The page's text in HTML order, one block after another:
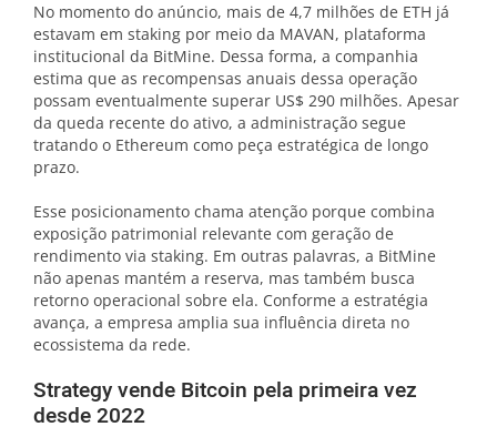
No momento do anúncio, mais de 4,7 milhões de ETH já
estavam em staking por meio da MAVAN, plataforma
institucional da BitMine. Dessa forma, a companhia
estima que as recompensas anuais dessa operação
possam eventualmente superar US$ 290 milhões. Apesar
da queda recente do ativo, a administração segue
tratando o Ethereum como peça estratégica de longo
prazo.
Esse posicionamento chama atenção porque combina
exposição patrimonial relevante com geração de
rendimento via staking. Em outras palavras, a BitMine
não apenas mantém a reserva, mas também busca
retorno operacional sobre ela. Conforme a estratégia
avança, a empresa amplia sua influência direta no
ecossistema da rede.
Strategy vende Bitcoin pela primeira vez
desde 2022